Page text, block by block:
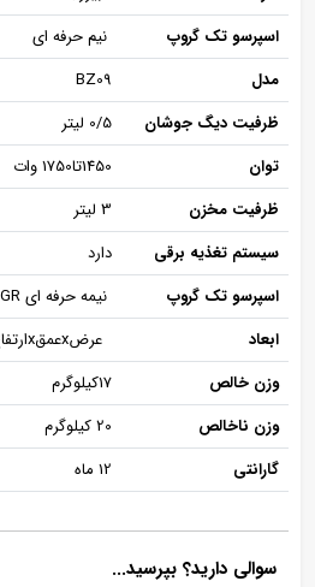
اسپرسو تک گروپ
نیم حرفه ای
مدل
BZ09
ظرفیت دیگ جوشان
0/5 لیتر
توان
1450تا1750 وات
ظرفیت مخزن
3 لیتر
سیستم تغذیه برقی
دارد
اسپرسو تک گروپ
نیمه حرفه ای BZ09 1GR
ابعاد
عرضxعمقxارتفاع 38x43x25 سانتی متر
وزن خالص
17کیلوگرم
وزن ناخالص
20 کیلوگرم
گارانتی
12 ماه
سوالی دارید؟ بپرسید...